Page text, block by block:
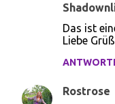
Das ist
Liebe
Rostrose